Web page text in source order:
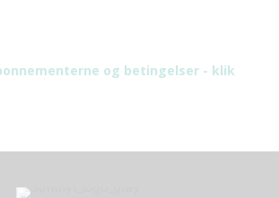
og betingelser - klik